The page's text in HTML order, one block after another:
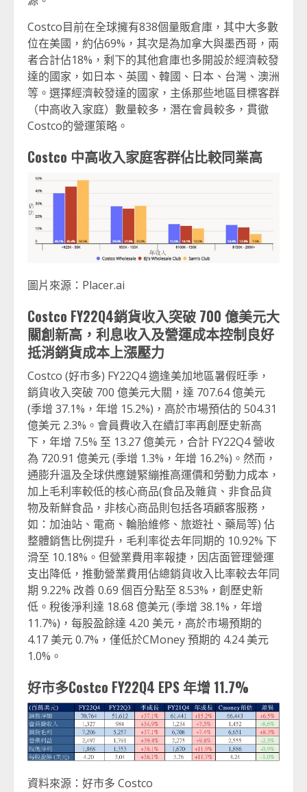
Costco目前在全球擁有838個量販倉庫，其中大多數
位在美國，約佔69%，其次是為加拿大與墨西哥，兩
者合計佔18%，剩下的其他倉庫也多開設於經濟較發
達的國家，如日本、英國、韓國、日本、台灣、澳洲
等。選擇經濟較發達的國家，主係那些地區目標客群
（中高收入家庭）數量較多，潛在會員較多，貫徹
Costco的營運策略。
Costco 中高收入家庭客群佔比較同業高
圖片來源：Placer.ai
Costco FY22Q4銷貨收入突破 700 億美元大
關創新高，利息收入及營運成本控制良好
抵消銷貨成本上漲壓力
Costco (好市多) FY22Q4 適逢美加地區暑假旺季，
銷貨收入突破 700 億美元大關，達 707.64 億美元
(季增 37.1%，年增 15.2%)，高於市場預估的 504.31
億美元 2.3%。會員費收入在續訂率再創歷史新高
下，年增 7.5% 至 13.27 億美元，合計 FY22Q4 營收
為 720.91 億美元 (季增 1.3%，年增 16.2%)。然而，
通膨升溫及全球供應鏈緊繃推高運價和勞動力成本，
加上毛利率較低的核心商品(食品及雜貨、非食品貨
物及新鮮食品，非核心商品則包括各項顧客服務，
如：加油站、電商、輪胎維修、旅遊社、藥局等) 佔
整體銷售比例提升，毛利率從去年同期的 10.92% 下
滑至 10.18%。但營業費用率報捷，因店面管理營運
支出降低，推動營業費用佔總銷貨收入比率較去年同
期 9.22% 改善 0.69 個百分點至 8.53%，創歷史新
低。稅後淨利達 18.68 億美元 (季增 38.1%，年增
11.7%)，每股盈餘達 4.20 美元，高於市場預期的
4.17 美元 0.7%，僅低於CMoney 預期的 4.24 美元
1.0%。
好市多Costco FY22Q4 EPS 年增 11.7%
資料來源：好市多 Costco